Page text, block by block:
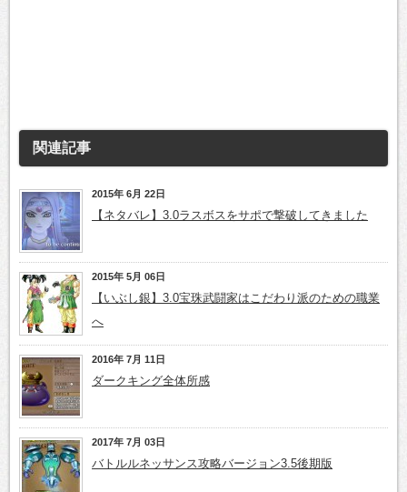
関連記事
2015年 6月 22日
【ネタバレ】3.0ラスボスをサポで撃破してきました
2015年 5月 06日
【いぶし銀】3.0宝珠武闘家はこだわり派のための職業
へ
2016年 7月 11日
ダークキング全体所感
2017年 7月 03日
バトルルネッサンス攻略バージョン3.5後期版